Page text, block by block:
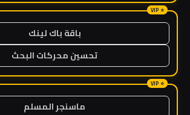
باقة باك لينك
تحسين محركات البحث
ماسنجر المسلم